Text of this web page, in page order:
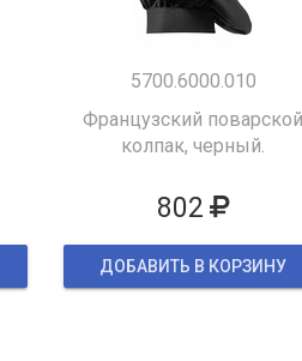
5700.6000.010
Французский поварской
колпак, черный.
802
ДОБАВИТЬ В КОРЗИНУ